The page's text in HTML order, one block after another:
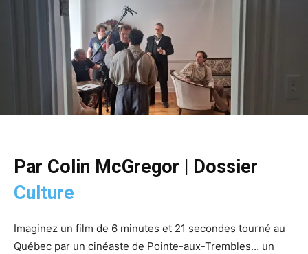
Par Colin McGregor | Dossier
Culture
Imaginez un film de 6 minutes et 21 secondes tourné au
Québec par un cinéaste de Pointe-aux-Trembles… un